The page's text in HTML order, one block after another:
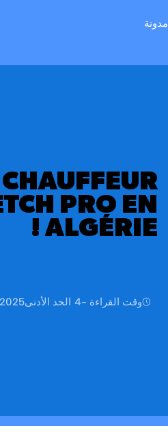
مدونة
PRO EN
ALGÉRIE !
وقت القراءة -4 الحد الأدنى